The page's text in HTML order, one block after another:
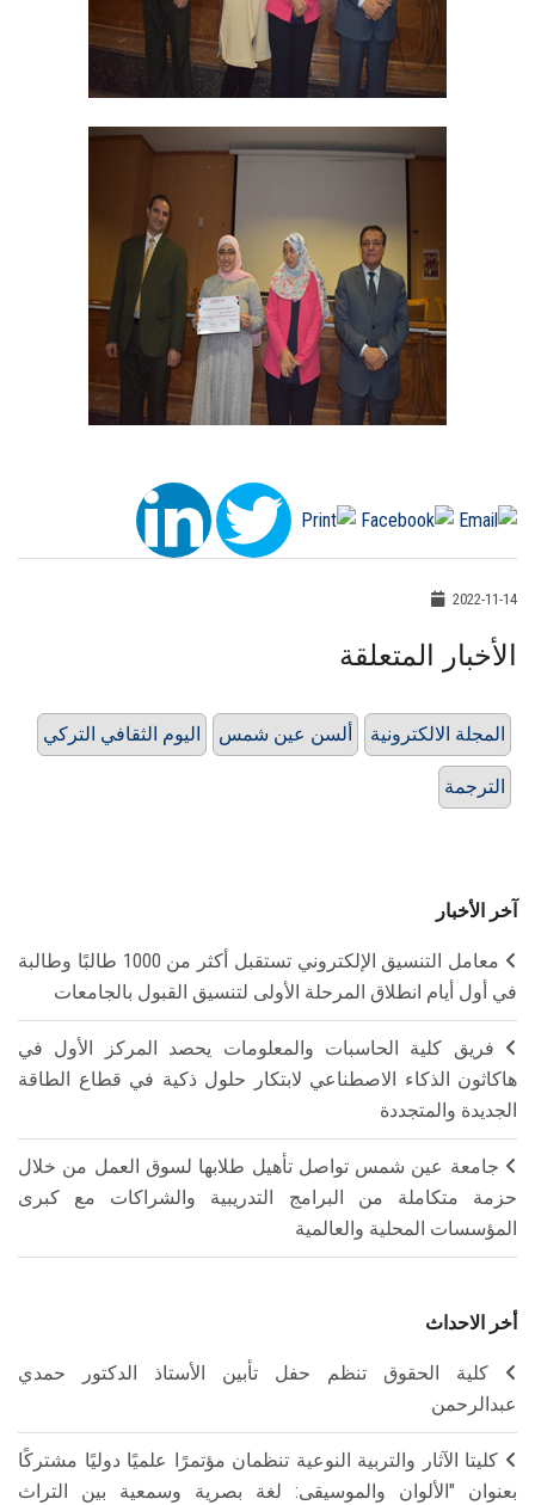
2022-11-14
الأخبار المتعلقة
اليوم الثقافي التركي ألسن عين شمس المجلة الالكترونية
الترجمة
آخر الأخبار
معامل التنسيق الإلكتروني تستقبل أكثر من 1000 طالبًا وطالبة
في أول أيام انطلاق المرحلة الأولى لتنسيق القبول بالجامعات
فريق كلية الحاسبات والمعلومات يحصد المركز الأول في
هاكاثون الذكاء الاصطناعي لابتكار حلول ذكية في قطاع الطاقة
الجديدة والمتجددة
جامعة عين شمس تواصل تأهيل طلابها لسوق العمل من خلال
حزمة متكاملة من البرامج التدريبية والشراكات مع كبرى
المؤسسات المحلية والعالمية
أخر الاحداث
كلية الحقوق تنظم حفل تأبين الأستاذ الدكتور حمدي
عبدالرحمن
كليتا الآثار والتربية النوعية تنظمان مؤتمرًا علميًا دوليًا مشتركًا
بعنوان "الألوان والموسيقى: لغة بصرية وسمعية بين التراث